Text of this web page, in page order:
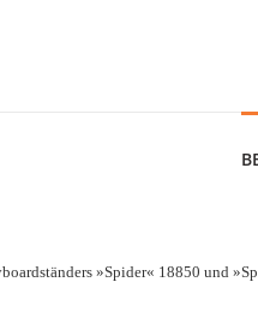
»Spider« 18850 und